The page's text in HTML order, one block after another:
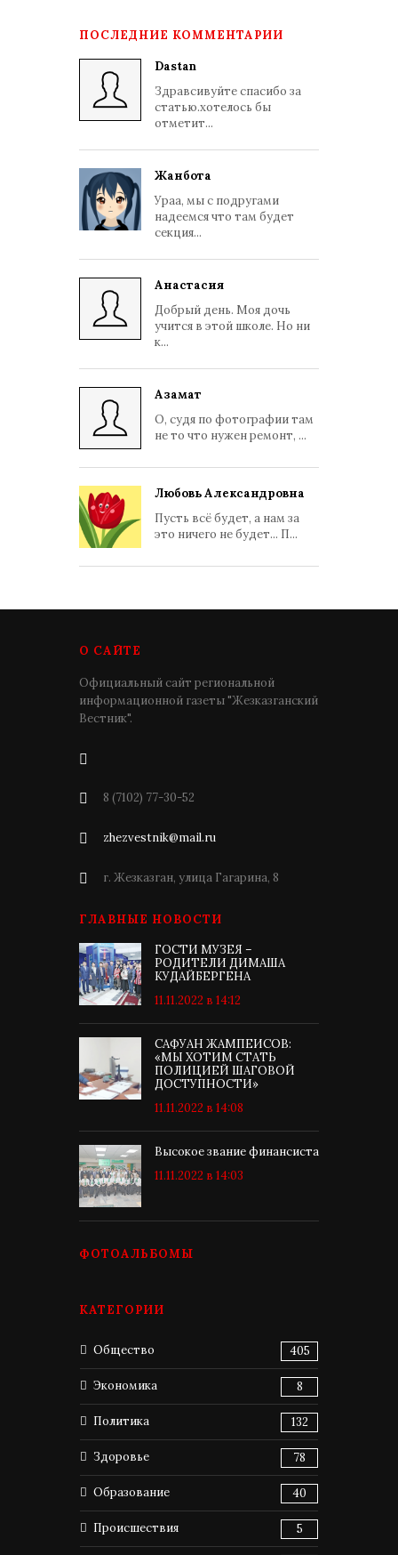
ПОСЛЕДНИЕ КОММЕНТАРИИ
Dastan
Здравсивуйте спасибо за
статью.хотелось бы
отметит...
Жанбота
Ураа, мы с подругами
надеемся что там будет
секция...
Анастасия
Добрый день. Моя дочь
учится в этой школе. Но ни
к...
Азамат
О, судя по фотографии там
не то что нужен ремонт, ...
Любовь Александровна
Пусть всё будет, а нам за
это ничего не будет... П...
О САЙТЕ
Официальный сайт региональной
информационной газеты "Жезказганский
Вестник".
8 (7102) 77-30-52
zhezvestnik@mail.ru
г. Жезказган, улица Гагарина, 8
ГЛАВНЫЕ НОВОСТИ
ГОСТИ МУЗЕЯ –
РОДИТЕЛИ ДИМАША
КУДАЙБЕРГЕНА
11.11.2022 в 14:12
САФУАН ЖАМПЕИСОВ:
«МЫ ХОТИМ СТАТЬ
ПОЛИЦИЕЙ ШАГОВОЙ
ДОСТУПНОСТИ»
11.11.2022 в 14:08
Высокое звание финансиста
11.11.2022 в 14:03
ФОТОАЛЬБОМЫ
КАТЕГОРИИ
Общество 405
Экономика 8
Политика 132
Здоровье 78
Образование 40
Происшествия 5